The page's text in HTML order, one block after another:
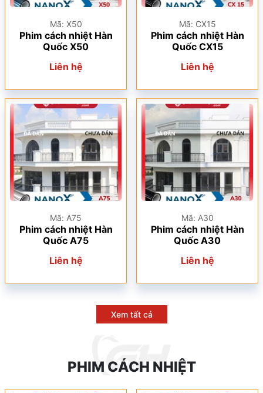
Mã: X50
Phim cách nhiệt Hàn
Quốc X50
Liên hệ
Mã: CX15
Phim cách nhiệt Hàn
Quốc CX15
Liên hệ
Mã: A75
Phim cách nhiệt Hàn
Quốc A75
Liên hệ
Mã: A30
Phim cách nhiệt Hàn
Quốc A30
Liên hệ
Xem tất cả
PHIM CÁCH NHIỆT